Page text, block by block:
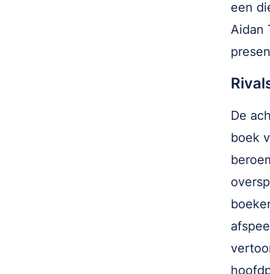
een
Aidan
De
boek